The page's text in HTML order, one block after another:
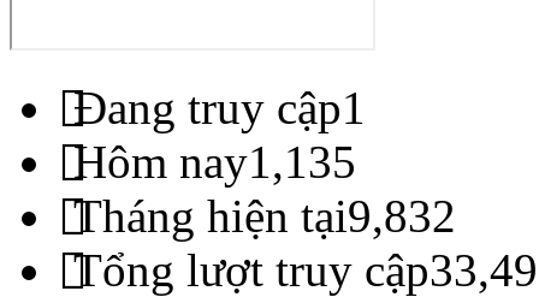
Đang truy cập1
Hôm nay1,135
Tháng hiện tại9,832
Tổng lượt truy cập